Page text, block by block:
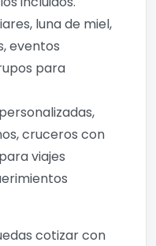
luna de miel,
eventos
para
cruceros con
viajes
cotizar con